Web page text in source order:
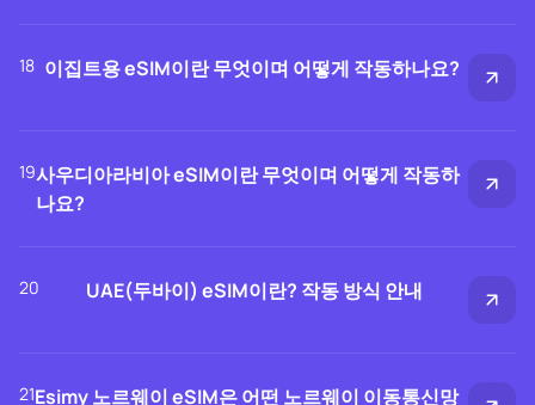
18 이집트용 eSIM이란 무엇이며 어떻게 작동하나요?
19사우디아라비아 eSIM이란 무엇이며 어떻게 작동하
나요?
20 UAE(두바이) eSIM이란? 작동 방식 안내
21Esimy 노르웨이 eSIM은 어떤 노르웨이 이동통신망